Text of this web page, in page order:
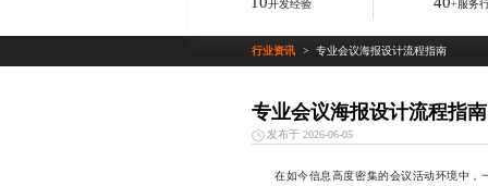
开发经验 +服务
行业资讯 > 专业会议海报设计流程指南
专业会议海报设计流程指南
发布于 2026-06-05
在如今信息高度密集的会议活动环境中，